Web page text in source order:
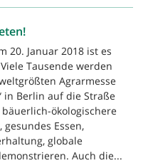
20. Januar 2018 ist es
Tausende werden
Agrarmesse
in Berlin auf die Straße
ökologischere
Essen,
globale
Auch die...